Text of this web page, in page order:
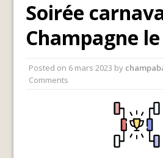
Soirée
Champagne
Posted on 6 mars 2023 by
Comments